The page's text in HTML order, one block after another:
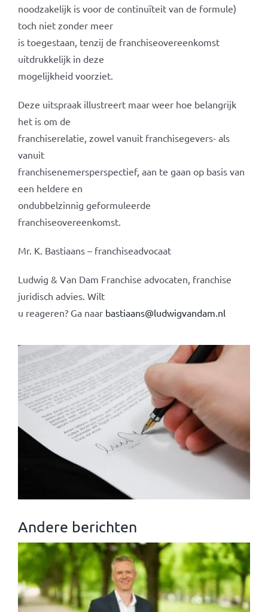
noodzakelijk is voor de continuïteit van de formule)
toch niet zonder meer
is toegestaan, tenzij de franchiseovereenkomst
uitdrukkelijk in deze
mogelijkheid voorziet.
Deze uitspraak illustreert maar weer hoe belangrijk
het is om de
franchiserelatie, zowel vanuit franchisegevers- als
vanuit
franchisenemersperspectief, aan te gaan op basis van
een heldere en
ondubbelzinnig geformuleerde
franchiseovereenkomst.
Mr. K. Bastiaans – franchiseadvocaat
Ludwig & Van Dam Franchise advocaten, franchise
juridisch advies. Wilt
u reageren? Ga naar bastiaans@ludwigvandam.nl
Andere berichten